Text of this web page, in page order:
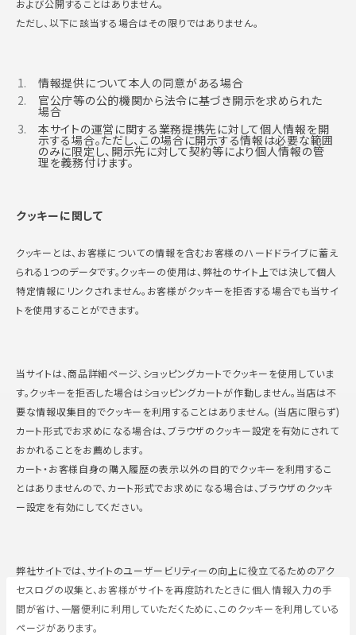
および公開することはありません。
ただし、以下に該当する場合はその限りではありません。
情報提供について本人の同意がある場合
官公庁等の公的機関から法令に基づき開示を求められた
場合
本サイトの運営に関する業務提携先に対して個人情報を開
示する場合。ただし、この場合に開示する情報は必要な範囲
のみに限定し、開示先に対して契約等により個人情報の管
理を義務付けます。
クッキーに関して
クッキーとは、お客様についての情報を含むお客様のハードドライブに蓄え
られる1つのデータです。クッキーの使用は、弊社のサイト上では決して個人
特定情報にリンクされません。お客様がクッキーを拒否する場合でも当サイ
トを使用することができます。
当サイトは、商品詳細ページ、ショッピングカートでクッキーを使用していま
す。クッキーを拒否した場合はショッピングカートが作動しません。当店は不
要な情報収集目的でクッキーを利用することはありません。 (当店に限らず)
カート形式でお求めになる場合は、ブラウザのクッキー設定を有効にされて
おかれることをお薦めします。
カート・お客様自身の購入履歴の表示以外の目的でクッキーを利用するこ
とはありませんので、カート形式でお求めになる場合は、ブラウザのクッキ
ー設定を有効にしてください。
弊社サイトでは、サイトのユーザービリティーの向上に役立てるためのアク
セスログの収集と、お客様がサイトを再度訪れたときに個人情報入力の手
間が省け、一層便利に利用していただくために、このクッキーを利用している
ページがあります。